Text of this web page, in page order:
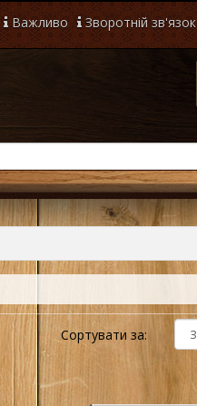
Важливо Зворотній зв'язок
Сортувати за: